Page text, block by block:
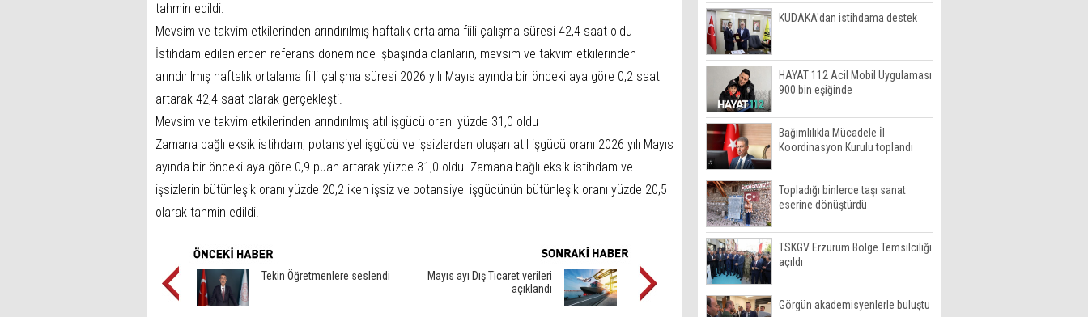
tahmin edildi.
Mevsim ve takvim etkilerinden arındırılmış haftalık ortalama fiili çalışma süresi 42,4 saat oldu
İstihdam edilenlerden referans döneminde işbaşında olanların, mevsim ve takvim etkilerinden
arındırılmış haftalık ortalama fiili çalışma süresi 2026 yılı Mayıs ayında bir önceki aya göre 0,2 saat
artarak 42,4 saat olarak gerçekleşti.
Mevsim ve takvim etkilerinden arındırılmış atıl işgücü oranı yüzde 31,0 oldu
Zamana bağlı eksik istihdam, potansiyel işgücü ve işsizlerden oluşan atıl işgücü oranı 2026 yılı Mayıs
ayında bir önceki aya göre 0,9 puan artarak yüzde 31,0 oldu. Zamana bağlı eksik istihdam ve
işsizlerin bütünleşik oranı yüzde 20,2 iken işsiz ve potansiyel işgücünün bütünleşik oranı yüzde 20,5
olarak tahmin edildi.
Tekin Öğretmenlere seslendi
Mayıs ayı Dış Ticaret verileri
açıklandı
KUDAKA'dan istihdama destek
HAYAT 112 Acil Mobil Uygulaması
900 bin eşiğinde
Bağımlılıkla Mücadele İl
Koordinasyon Kurulu toplandı
Topladığı binlerce taşı sanat
eserine dönüştürdü
TSKGV Erzurum Bölge Temsilciliği
açıldı
Görgün akademisyenlerle buluştu